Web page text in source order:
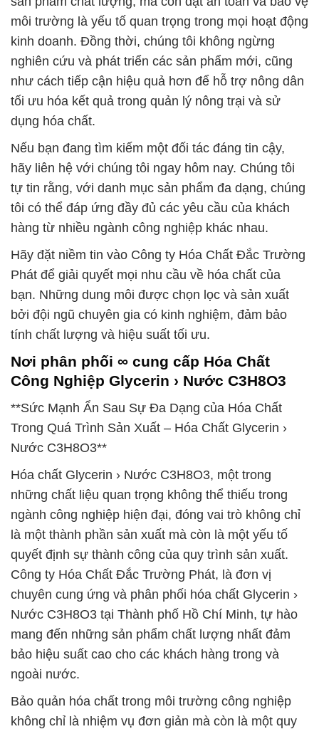
môi trường là yếu tố quan trọng trong mọi hoạt động
kinh doanh. Đồng thời, chúng tôi không ngừng
nghiên cứu và phát triển các sản phẩm mới, cũng
như cách tiếp cận hiệu quả hơn để hỗ trợ nông dân
tối ưu hóa kết quả trong quản lý nông trại và sử
dụng hóa chất.
Nếu bạn đang tìm kiếm một đối tác đáng tin cậy,
hãy liên hệ với chúng tôi ngay hôm nay. Chúng tôi
tự tin rằng, với danh mục sản phẩm đa dạng, chúng
tôi có thể đáp ứng đầy đủ các yêu cầu của khách
hàng từ nhiều ngành công nghiệp khác nhau.
Hãy đặt niềm tin vào Công ty Hóa Chất Đắc Trường
Phát để giải quyết mọi nhu cầu về hóa chất của
bạn. Những dung môi được chọn lọc và sản xuất
bởi đội ngũ chuyên gia có kinh nghiệm, đảm bảo
tính chất lượng và hiệu suất tối ưu.
Nơi phân phối ∞ cung cấp Hóa Chất
Công Nghiệp Glycerin › Nước C3H8O3
**Sức Mạnh Ẩn Sau Sự Đa Dạng của Hóa Chất
Trong Quá Trình Sản Xuất – Hóa Chất Glycerin ›
Nước C3H8O3**
Hóa chất Glycerin › Nước C3H8O3, một trong
những chất liệu quan trọng không thể thiếu trong
ngành công nghiệp hiện đại, đóng vai trò không chỉ
là một thành phần sản xuất mà còn là một yếu tố
quyết định sự thành công của quy trình sản xuất.
Công ty Hóa Chất Đắc Trường Phát, là đơn vị
chuyên cung ứng và phân phối hóa chất Glycerin ›
Nước C3H8O3 tại Thành phố Hồ Chí Minh, tự hào
mang đến những sản phẩm chất lượng nhất đảm
bảo hiệu suất cao cho các khách hàng trong và
ngoài nước.
Bảo quản hóa chất trong môi trường công nghiệp
không chỉ là nhiệm vụ đơn giản mà còn là một quy